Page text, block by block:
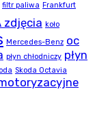
filtr paliwa Frankfurt
zdjęcia koło
Mercedes-Benz oc
płyn chłodniczy płyn
Skoda Octavia